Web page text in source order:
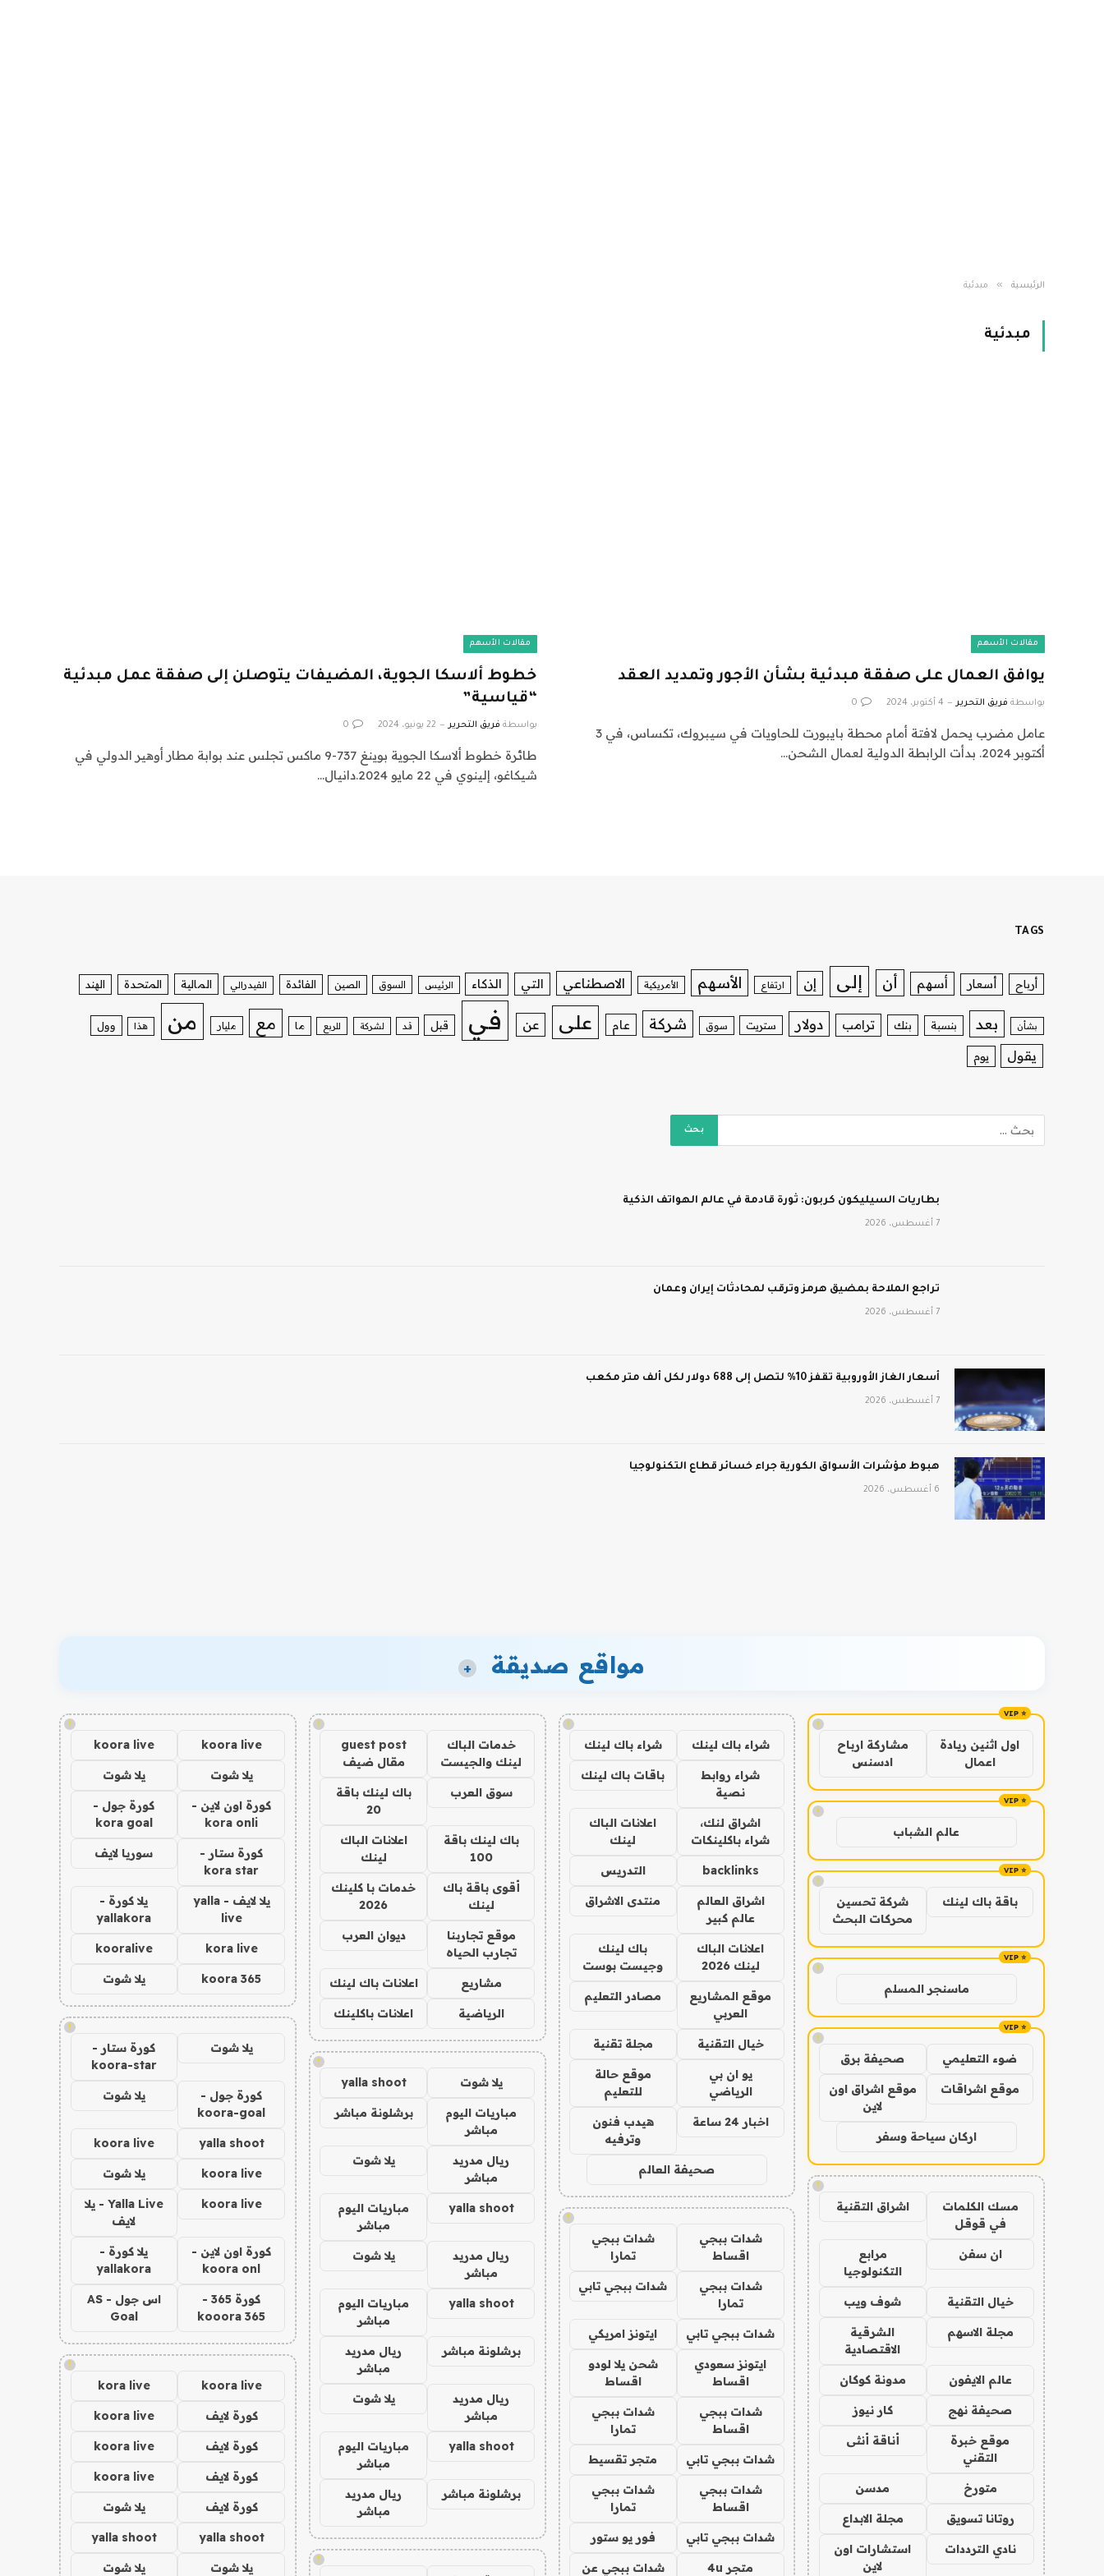
الرئيسية » مبدئية
مبدئية
مقالات الأسهم
يوافق العمال على صفقة مبدئية بشأن الأجور وتمديد العقد
بواسطة فريق التحرير 4 أكتوبر، 2024 0
عامل مضرب يحمل لافتة أمام محطة بايبورت للحاويات في سيبروك، تكساس، في 3
أكتوبر 2024. بدأت الرابطة الدولية لعمال الشحن…
مقالات الأسهم
خطوط ألاسكا الجوية، المضيفات يتوصلن إلى صفقة عمل مبدئية
“قياسية”
بواسطة فريق التحرير 22 يونيو، 2024 0
طائرة خطوط ألاسكا الجوية بوينغ 737-9 ماكس تجلس عند بوابة مطار أوهير الدولي في
شيكاغو، إلينوي في 22 مايو 2024.دانيال…
TAGS
أرباح أسعار أسهم أن إلى إن ارتفاع الأسهم الأمريكية الاصطناعي التي الذكاء الرئيس السوق الصين الفائدة الفيدرالي المالية المتحدة الهند
بشأن بعد بنسبة بنك ترامب دولار ستريت سوق شركة عام على عن في قبل قد لشركة للربع ما مع مليار من هذا وول
يقول يوم
بطاريات السيليكون كربون: ثورة قادمة في عالم الهواتف الذكية
7 أغسطس، 2026
تراجع الملاحة بمضيق هرمز وترقب لمحادثات إيران وعمان
7 أغسطس، 2026
أسعار الغاز الأوروبية تقفز 10% لتصل إلى 688 دولار لكل ألف متر مكعب
7 أغسطس، 2026
هبوط مؤشرات الأسواق الكورية جراء خسائر قطاع التكنولوجيا
6 أغسطس، 2026
مواقع صديقة +
!
اول اثنين ريادة
اعمال
مشاركة ارباح
ادسنس
!
عالم الشباب
!
باقة باك لينك
شركة تحسين
محركات البحث
!
ماسنجر المسلم
!
ضوء التعليمي صحيفة برق
موقع اشراقات
موقع اشراق اون
لاين
اركان سياحة وسفر
!
مسك الكلمات
في قوقل
اشراق التقنية
ان سفن
مرابع
التكنولوجيا
خيال التقنية شوف ويب
مجلة الاسهم
الشرقية
الاقتصادية
عالم الايفون مدونة كوكان
صحيفة نهج كار نيوز
موقع خبرة
التقني
أناقة أنثى
متورخ مدسن
روتانا تسويق مجلة الابداع
نادي الترددات
استشارات اون
لاين
!
شراء باك لينك شراء باك لينك
شراء روابط
نصية
باقات باك لينك
اشراق لنك،
شراء باكلينكات
اعلانات الباك
لينك
backlinks التدريس
اشراق العالم
عالم كبير
منتدى الاشراق
اعلانات الباك
لينك 2026
باك لينك
وجيست بوست
موقع المشاريع
العربي
مصادر التعليم
خيال التقنية مجلة تقنية
يو ان بي
الرياضي
موقع حالة
للتعليم
اخبار 24 ساعة
هيدب فنون
وترفيه
صحيفة العالم
!
شدات ببجي
اقساط
شدات ببجي
تمارا
شدات ببجي
تمارا
شدات ببجي تابي
شدات ببجي تابي ايتونز امريكي
ايتونز سعودي
اقساط
شحن يلا لودو
اقساط
شدات ببجي
اقساط
شدات ببجي
تمارا
شدات ببجي تابي متجر تقسيط
شدات ببجي
اقساط
شدات ببجي
تمارا
شدات ببجي تابي فور يو ستور
متجر 4u شدات ببجي عن
!
خدمات الباك
لينك والجيست
guest post
مقال ضيف
سوق العرب
باك لينك باقة
20
باك لينك باقة
100
اعلانات الباك
لينك
أقوى باقة باك
لينك
خدمات با كلينك
2026
موقع تجاربنا
تجارب الحياه
ديوان العرب
مشاريع اعلانات باك لينك
الرياضية اعلانات باكلينك
!
يلا شوت yalla shoot
مباريات اليوم
مباشر
برشلونة مباشر
ريال مدريد
مباشر
يلا شوت
yalla shoot
مباريات اليوم
مباشر
ريال مدريد
مباشر
يلا شوت
yalla shoot
مباريات اليوم
مباشر
برشلونة مباشر
ريال مدريد
مباشر
ريال مدريد
مباشر
يلا شوت
yalla shoot
مباريات اليوم
مباشر
برشلونة مباشر
ريال مدريد
مباشر
!
!
koora live
koora live
يلا شوت يلا شوت
كورة اون لاين -
kora onli
كورة جول -
kora goal
كورة ستار -
kora star
سوريا لايف
يلا لايف - yalla
live
يلا كورة -
yallakora
kora live
kooralive
koora 365 يلا شوت
!
يلا شوت
كورة ستار -
koora-star
كورة جول -
koora-goal
يلا شوت
yalla shoot
koora live
koora live يلا شوت
koora live
Yalla Live - يلا
لايف
كورة اون لاين -
koora onl
يلا كورة -
yallakora
كورة 365 -
kooora 365
اس جول - AS
Goal
!
koora live
kora live
كورة لايف koora live
كورة لايف koora live
كورة لايف koora live
كورة لايف يلا شوت
yalla shoot
yalla shoot
يلا شوت يلا شوت